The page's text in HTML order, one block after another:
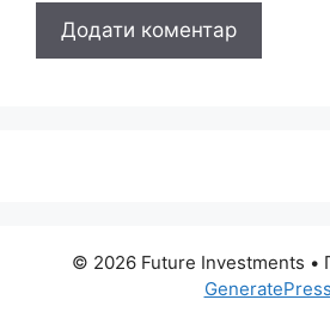
© 2026 Future Investments •
GeneratePress